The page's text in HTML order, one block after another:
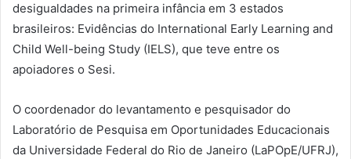
desigualdades na primeira infância em 3 estados
brasileiros: Evidências do International Early Learning and
Child Well-being Study (IELS), que teve entre os
apoiadores o Sesi.
O coordenador do levantamento e pesquisador do
Laboratório de Pesquisa em Oportunidades Educacionais
da Universidade Federal do Rio de Janeiro (LaPOpE/UFRJ),